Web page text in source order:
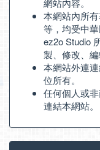
本網站內所
等，均受中
ez2o Studio
製、修改、
本網站外連
位所有。
任何個人或
連結本網站。